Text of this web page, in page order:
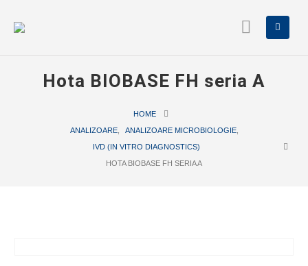
Hota BIOBASE FH seria A
HOME
ANALIZOARE, ANALIZOARE MICROBIOLOGIE,
IVD (IN VITRO DIAGNOSTICS)
HOTA BIOBASE FH SERIA A